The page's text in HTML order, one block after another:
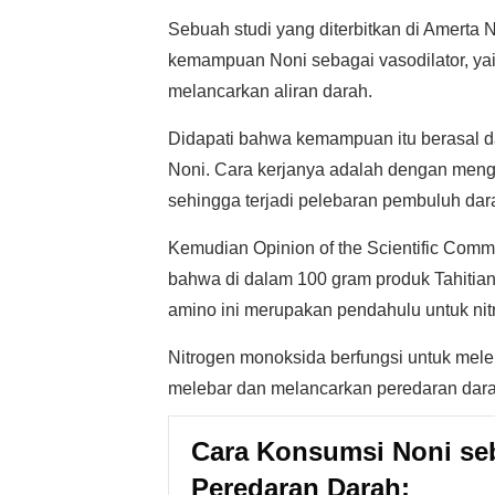
Sebuah studi yang diterbitkan di Amerta
kemampuan Noni sebagai vasodilator,
melancarkan aliran darah.
Didapati bahwa kemampuan itu berasal
Noni. Cara kerjanya adalah dengan
sehingga terjadi pelebaran pembuluh
Kemudian Opinion of the Scientific
bahwa di dalam 100 gram produk
amino ini merupakan pendahulu untuk
Nitrogen monoksida berfungsi untuk
melebar dan melancarkan peredaran
Cara Konsumsi Noni
Peredaran Darah: